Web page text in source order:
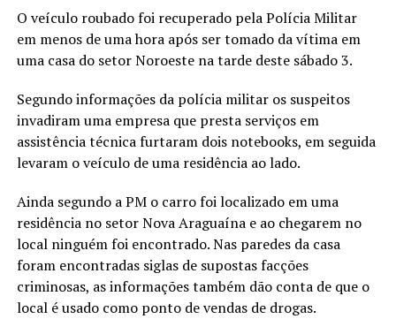
O veículo roubado foi recuperado pela Polícia Militar
em menos de uma hora após ser tomado da vítima em
uma casa do setor Noroeste na tarde deste sábado 3.
Segundo informações da polícia militar os suspeitos
invadiram uma empresa que presta serviços em
assistência técnica furtaram dois notebooks, em seguida
levaram o veículo de uma residência ao lado.
Ainda segundo a PM o carro foi localizado em uma
residência no setor Nova Araguaína e ao chegarem no
local ninguém foi encontrado. Nas paredes da casa
foram encontradas siglas de supostas facções
criminosas, as informações também dão conta de que o
local é usado como ponto de vendas de drogas.